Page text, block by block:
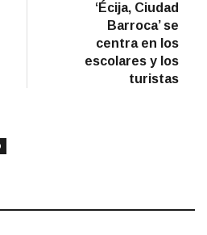
‘Écija, Ciudad
Barroca’ se
centra en los
escolares y los
turistas
viste de Feria a la